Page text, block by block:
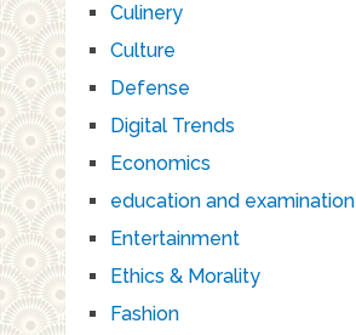
Culinery
Culture
Defense
Digital Trends
Economics
education and examination
Entertainment
Ethics & Morality
Fashion